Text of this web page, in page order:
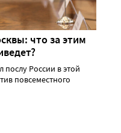
что за этим
России в этой
повсеместного